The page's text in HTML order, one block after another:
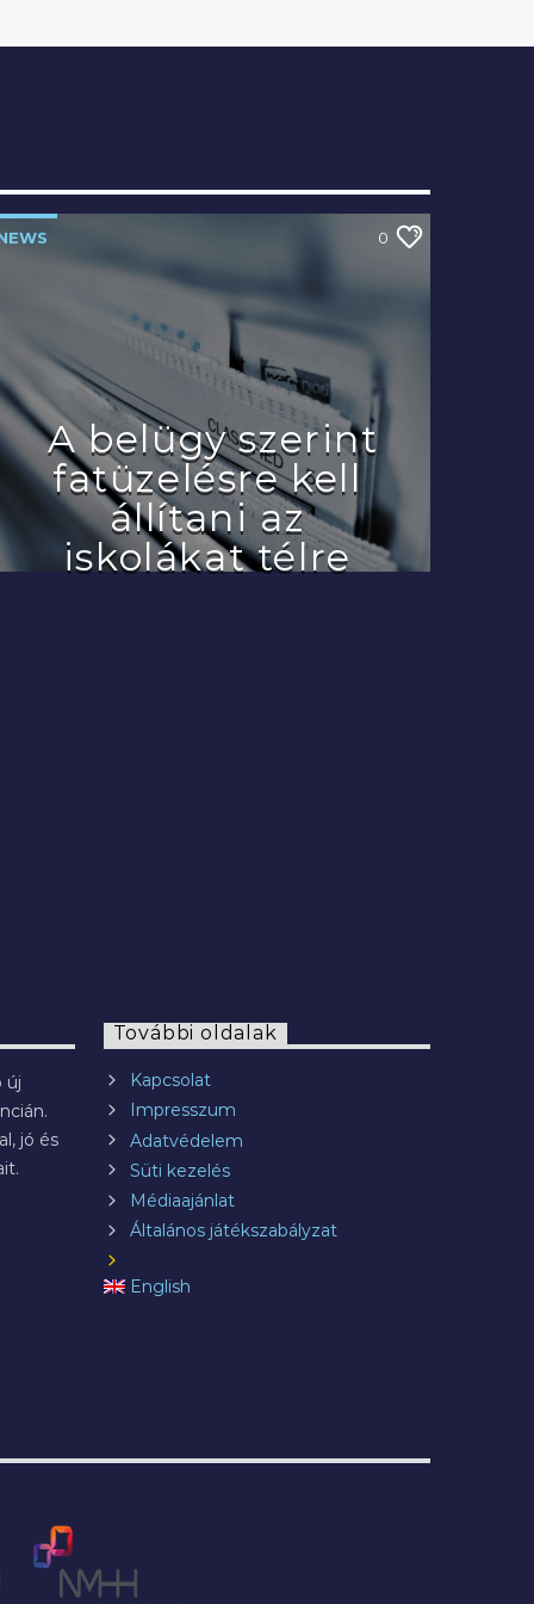
0
A belügy szerint
fatüzelésre kell
állítani az
iskolákat télre
új
jó és
További oldalak
Kapcsolat
Impresszum
Adatvédelem
Süti kezelés
Médiaajánlat
Általános játékszabályzat
English